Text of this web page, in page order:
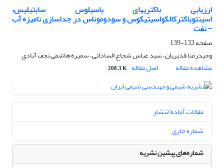
ارزیابی باکتری‪های باسیلوس سابتیلیس،
اسینتوباکترکالکواسیتیکوس و سودوموناس در جداسازی نامیزه آب
- نفت
صفحه133-139
وحیدرضا قدیریان، سید عباس شجاع الساداتی، سمیره هاشمی نجف آبادی
مشاهده مقاله
اصل مقاله 208.3 K
مقالات آماده انتشار
شماره جاری
شماره‌های پیشین نشریه